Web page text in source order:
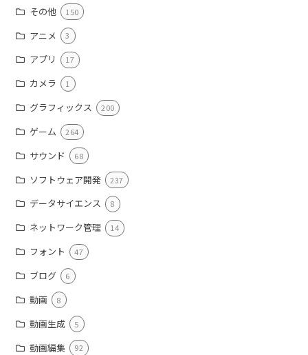
その他 150
アニメ 3
アプリ 17
カメラ 1
グラフィックス 200
ゲーム 264
サウンド 68
ソフトウェア開発 237
データサイエンス 8
ネットワーク管理 14
フォント 47
ブログ 6
動画 8
動画生成 5
動画編集 92